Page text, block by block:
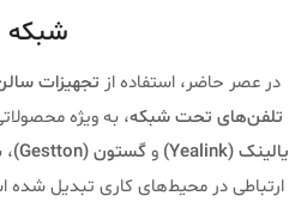
شبکه
در عصر حاضر، استفاده از تجهیزات
تلفن‌های تحت شبکه، به ویژه
یالینک (Yealink)
وگستون (Gestton)
ارتباطی در محیط‌های کاری تبدیل شده